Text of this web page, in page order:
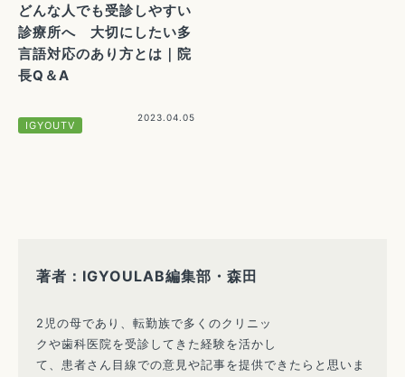
どんな人でも受診しやすい
診療所へ 大切にしたい多
言語対応のあり方とは｜院
長Q＆A
IGYOUTV
2023.04.05
著者：IGYOULAB編集部・森田
2児の母であり、転勤族で多くのクリニッ
クや歯科医院を受診してきた経験を活かし
て、患者さん目線での意見や記事を提供できたらと思いま